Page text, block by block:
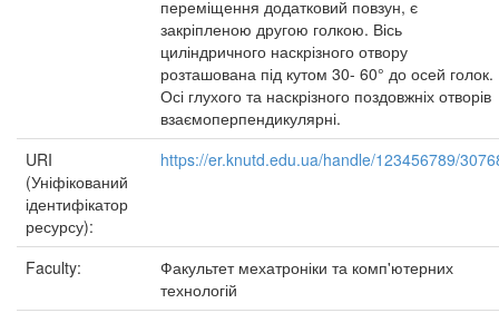
переміщення додатковий повзун, є
закріпленою другою голкою. Вісь
циліндричного наскрізного отвору
розташована під кутом 30- 60° до осей голок.
Осі глухого та наскрізного поздовжніх отворів
взаємоперпендикулярні.
URI
(Уніфікований
ідентифікатор
ресурсу):
https://er.knutd.edu.ua/handle/123456789/
Faculty:
Факультет мехатроніки та комп'ютерних
технологій